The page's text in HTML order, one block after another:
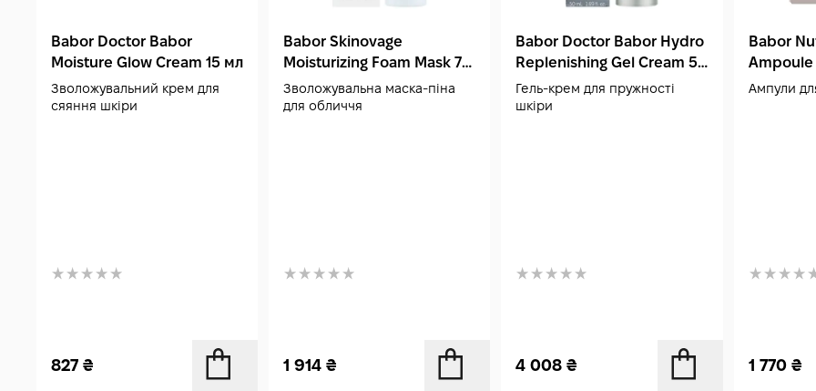
Babor Doctor Babor
Moisture Glow Cream 15 мл
Зволожувальний крем для
сяяння шкіри
827 ₴
Babor Skinovage
Moisturizing Foam Mask 75
мл
Зволожувальна маска-піна
для обличчя
1 914₴
Babor Doctor Babor Hydro
Replenishing Gel Cream 50
мл
Гель-крем для пружності
шкіри
4 008₴
Babor
Ampoule
Ампули
1 770 ₴